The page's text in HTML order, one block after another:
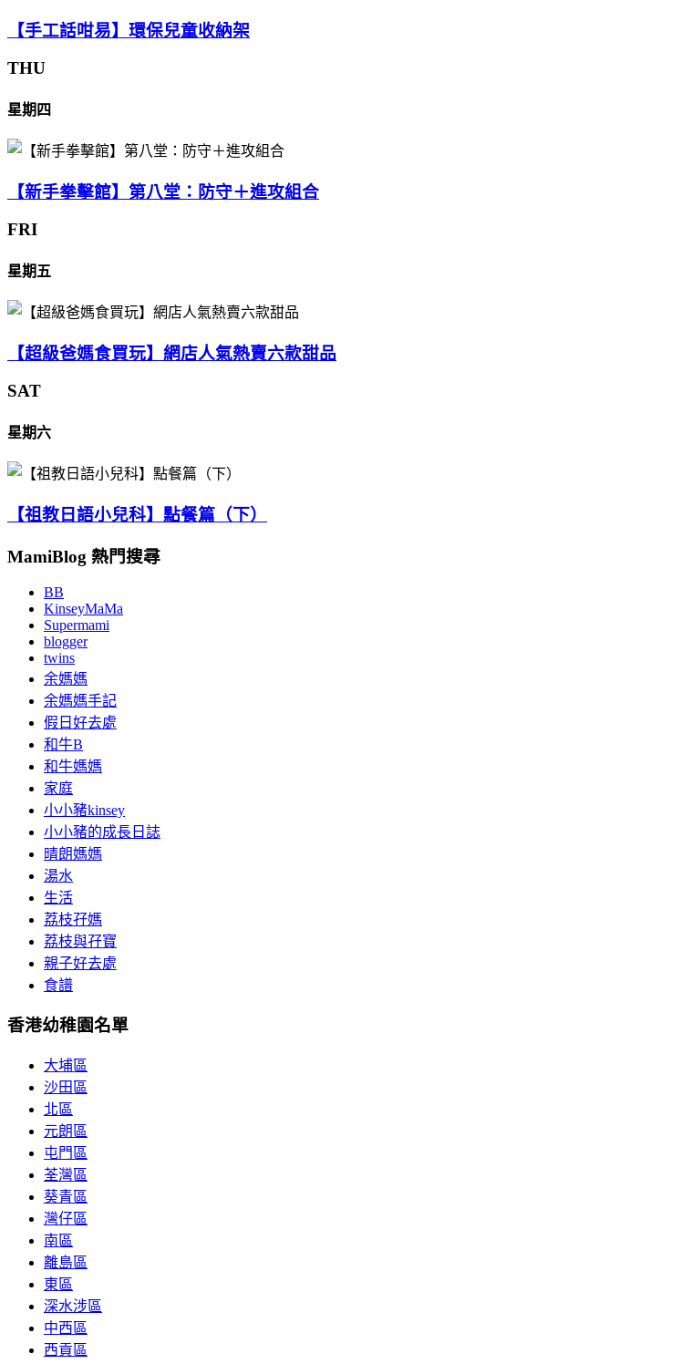
【手工話咁易】環保兒童收納架
THU
星期四
【新手拳擊館】第八堂：防守＋進攻組合
FRI
星期五
【超級爸媽食買玩】網店人氣熱賣六款甜品
SAT
星期六
【祖教日語小兒科】點餐篇（下）
MamiBlog 熱門搜尋
BB
KinseyMaMa
Supermami
blogger
twins
余媽媽
余媽媽手記
假日好去處
和牛B
和牛媽媽
家庭
小小豬kinsey
小小豬的成長日誌
晴朗媽媽
湯水
生活
荔枝孖媽
荔枝與孖寶
親子好去處
食譜
香港幼稚園名單
大埔區
沙田區
北區
元朗區
屯門區
荃灣區
葵青區
灣仔區
南區
離島區
東區
深水涉區
中西區
西貢區